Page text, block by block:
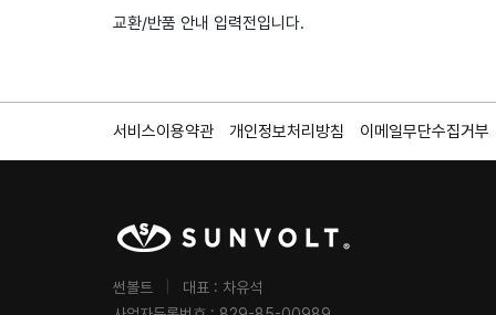
교환/반품 안내 입력전입니다.
서비스이용약관 개인정보처리방침 이메일무단수집거부
썬볼트
대표 : 차유석